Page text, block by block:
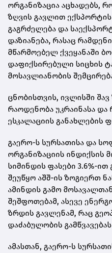
ორგანიზაცია აცხადებს,
ზღვის გავლით ექსპორტის
გაგრძელება და
დაზიანება, რასაც
მწარმოებელ ქვეყანაში
დაფიქსირებული სიცხის
მოსავლიანობის
ცნობისთვის, ივლისში
რაოდენობა უკრაინასა
ესკალაციის განახლების
გაერო-ს სურსათისა და
ორგანიზაციის ინდიქსის
სიმინდის ფასები 3.6%-ით
შეუწყო აშშ-ის ზოგიერთ
ამინდის გამო
შეშფოთებამ, ასევე
ზრდის გავლენამ, რაც
დაძაბულობის
ამასთან, გაერო-ს